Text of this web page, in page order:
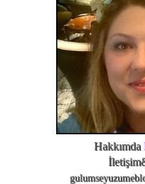
Hakkımda